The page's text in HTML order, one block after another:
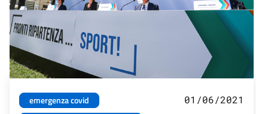
emergenza covid
01/06/2021